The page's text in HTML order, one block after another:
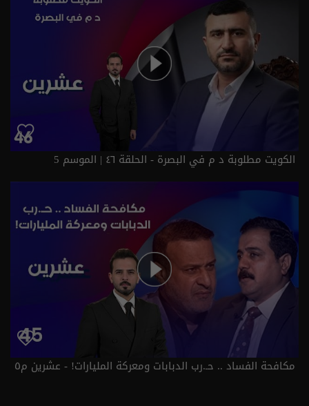
الكويت مطلوبة د م في البصرة - الحلقة ٤٦ | الموسم 5
مكافحة الفساد .. حـ.رب الدبابات ومعركة المليارات! - عشرين م٥